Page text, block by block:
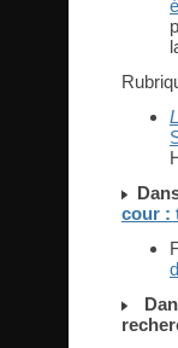
cour :